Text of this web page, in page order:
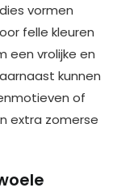
vormen
felle kleuren
een vrolijke en
kunnen
of
extra zomerse